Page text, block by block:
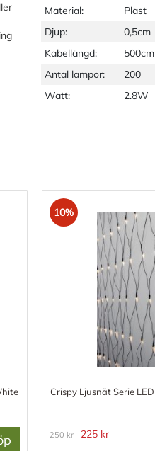
Material:
Plast
Djup:
0,5cm
Kabellängd:
500cm
Antal lampor:
200
Watt:
2.8W
10%
Crispy Ljusnät Serie
250 kr 225 kr